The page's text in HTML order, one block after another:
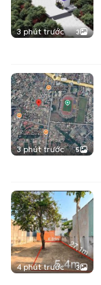
3 phút trước 3
3 phút trước 5
4 phút trước 3